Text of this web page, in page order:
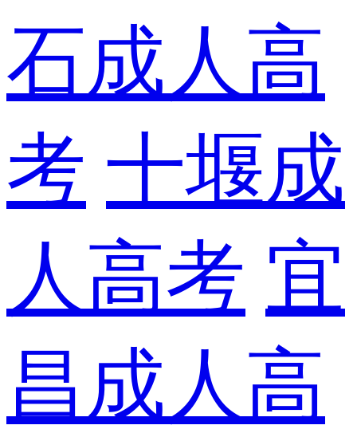
石成人高
考 十堰成
人高考 宜
昌成人高